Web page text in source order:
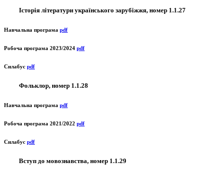
Історія літератури українського зарубіжжя, номер 1.1.27
Навчальна програма pdf
Робоча програма 2023/2024 pdf
Силабус pdf
Фольклор, номер 1.1.28
Навчальна програма pdf
Робоча програма 2021/2022 pdf
Силабус pdf
Вступ до мовознавства, номер 1.1.29